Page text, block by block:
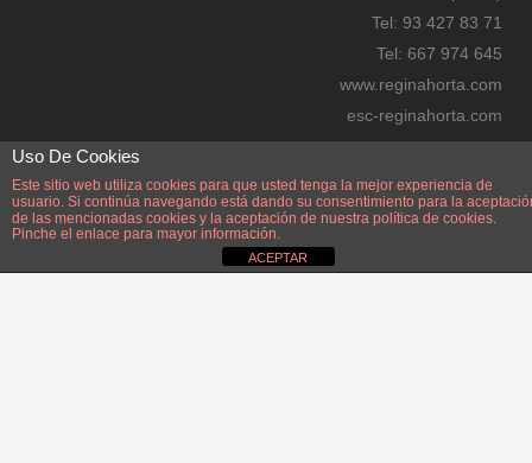
Tel: 93 427 83 71
Tel: 667 974 645
www.reginahorta.com
esc-reginahorta.com
secretaria@reginahorta.com
Mapa
Uso De Cookies
Este sitio web utiliza cookies para que usted tenga la mejor experiencia de
usuario. Si continúa navegando está dando su consentimiento para la
de las mencionadas cookies y la aceptación de nuestra política de cookies.
Pinche el enlace para mayor información.
ACEPTAR